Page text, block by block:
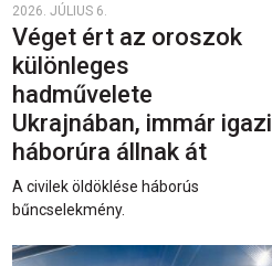
2026. JÚLIUS 6.
Véget ért az oroszok
különleges
hadművelete
Ukrajnában, immár igazi
háborúra állnak át
A civilek öldöklése háborús
bűncselekmény.